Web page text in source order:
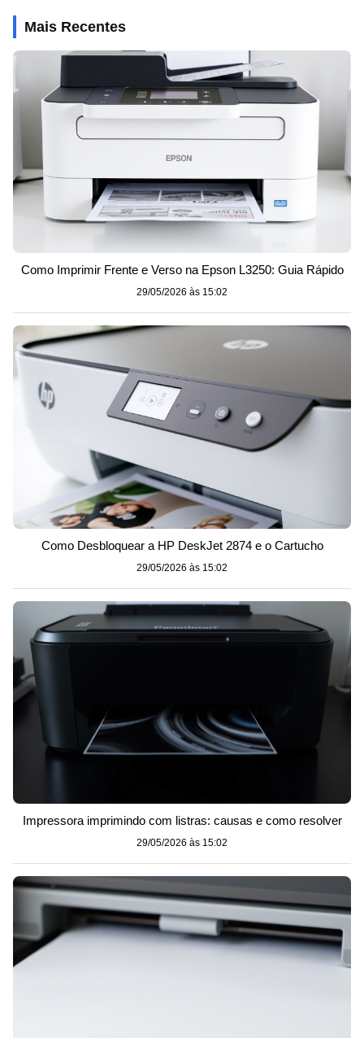
Mais Recentes
Como Imprimir Frente e Verso na Epson L3250: Guia Rápido
29/05/2026 às 15:02
Como Desbloquear a HP DeskJet 2874 e o Cartucho
29/05/2026 às 15:02
Impressora imprimindo com listras: causas e como resolver
29/05/2026 às 15:02